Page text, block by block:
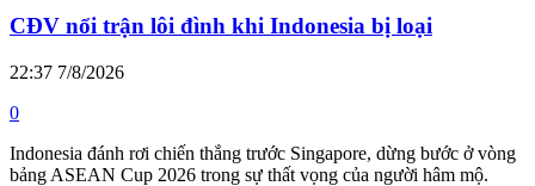
CĐV nổi trận lôi đình khi Indonesia bị loại
22:37 7/8/2026
0
Indonesia đánh rơi chiến thắng trước Singapore, dừng bước ở vòng
bảng ASEAN Cup 2026 trong sự thất vọng của người hâm mộ.